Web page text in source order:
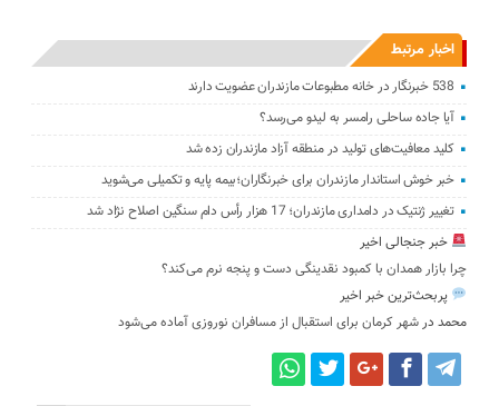
اخبار مرتبط
538 خبرنگار در خانه مطبوعات مازندران عضویت دارند
آیا جاده ساحلی رامسر به لیدو می‌رسد؟
کلید معافیت‌های تولید در منطقه آزاد مازندران زده شد
خبر خوش استاندار مازندران برای خبرنگاران؛‌بیمه پایه و ‌تکمیلی می‌شوید
تغییر ژنتیک‌ در دامداری مازندران؛ 17 هزار رأس دام سنگین ‌اصلاح نژاد شد
خبر جنجالی اخیر
چرا بازار همدان با کمبود نقدینگی دست و پنجه نرم می‌کند؟
پربحث‌ترین خبر اخیر
محمد درشهر کرمان برای استقبال از مسافران نوروزی آماده می‌شود